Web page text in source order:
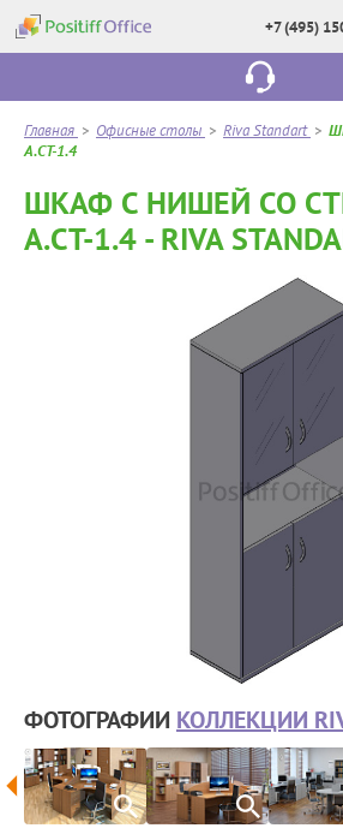
+7 (495)
Главная > Офисные столы > Riva Standart >
А.СТ-1.4
ШКАФ С НИШЕЙ СО
А.СТ-1.4 - RIVA
ФОТОГРАФИИ КОЛЛЕКЦИИ